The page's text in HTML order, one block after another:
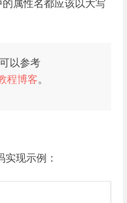
属性名都应该以大写
以参考
程博客。
现示例：